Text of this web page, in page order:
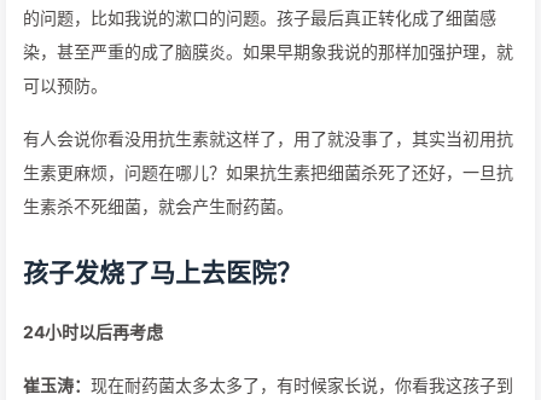
的问题，比如我说的漱口的问题。孩子最后真正转化成了细菌感
染，甚至严重的成了脑膜炎。如果早期象我说的那样加强护理，就
可以预防。
有人会说你看没用抗生素就这样了，用了就没事了，其实当初用抗
生素更麻烦，问题在哪儿？如果抗生素把细菌杀死了还好，一旦抗
生素杀不死细菌，就会产生耐药菌。
孩子发烧了马上去医院？
24小时以后再考虑
崔玉涛： 现在耐药菌太多太多了，有时候家长说，你看我这孩子到